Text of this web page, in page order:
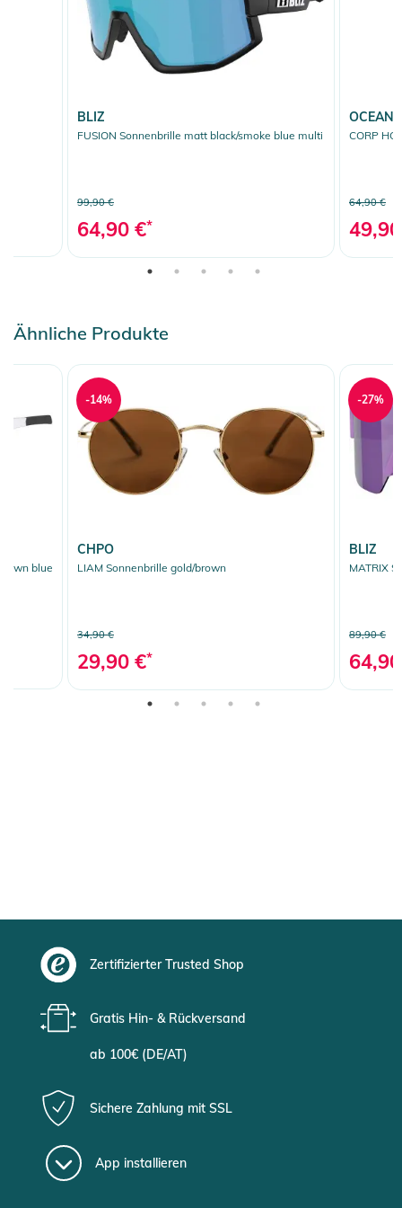
Produktinformationen und
Sicherheitshinweise
finden Sie direkt am Produkt.
BLIZ
FUSION Sonnenbrille matt black/smoke blue multi
99,90 €
64,90 €*
OCEAN
CORP
64,90 €
Ähnliche Produkte
blue
CHPO
LIAM Sonnenbrille gold/brown
34,90 €
29,90 €*
-14%
BLIZ
MATRIX
89,90 €
-27%
Zertifizierter Trusted Shop
Gratis Hin- & Rückversand
ab 100€ (DE/AT)
Sichere Zahlung mit SSL
App installieren